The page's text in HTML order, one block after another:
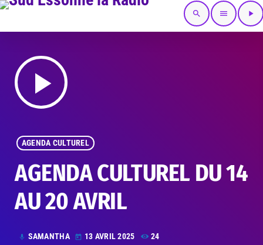
search menu play_arrow
play_arrow
AGENDA CULTUREL
AGENDA CULTUREL DU 14
AU 20 AVRIL
mic SAMANTHA today 13 AVRIL 2025 24